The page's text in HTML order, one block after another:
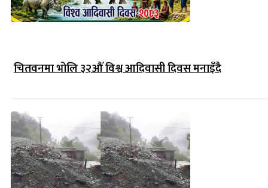
चितवनमा भोलि ३२औँ विश्व आदिवासी दिवस मनाइँदै